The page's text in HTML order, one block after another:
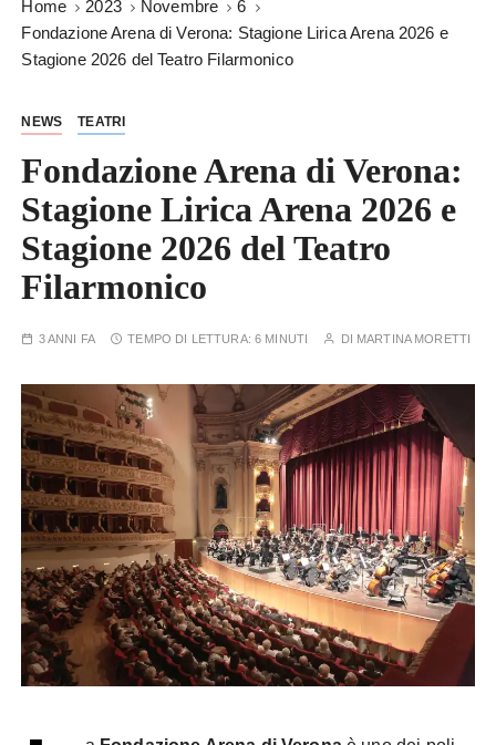
Home 2023 Novembre
6
Fondazione Arena di Verona: Stagione Lirica Arena 2026 e
Stagione 2026 del Teatro Filarmonico
NEWS TEATRI
Fondazione Arena di Verona:
Stagione Lirica Arena 2026 e
Stagione 2026 del Teatro
Filarmonico
3 ANNI FA TEMPO DI LETTURA:6 MINUTI DI MARTINA MORETTI